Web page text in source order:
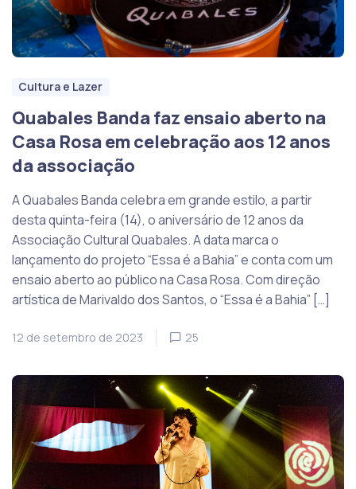
Cultura e Lazer
Quabales Banda faz ensaio aberto na
Casa Rosa em celebração aos 12 anos
da associação
A Quabales Banda celebra em grande estilo, a partir
desta quinta-feira (14), o aniversário de 12 anos da
Associação Cultural Quabales. A data marca o
lançamento do projeto “Essa é a Bahia” e conta com um
ensaio aberto ao público na Casa Rosa. Com direção
artística de Marivaldo dos Santos, o “Essa é a Bahia” […]
12 de setembro de 2023 25